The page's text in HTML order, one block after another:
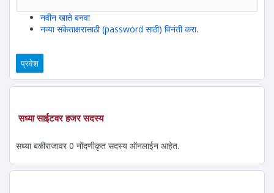
नवीन खाते बनवा
नव्या संकेताक्षरासाठी (password साठी) विनंती करा.
सध्या साईटवर हजर सदस्य
सध्या बळीराजावर 0 नोंदणीकृत सदस्य ऑनलाईन आहेत.